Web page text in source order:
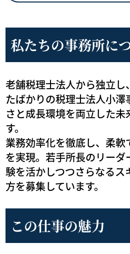
私たちの事務所に
老舗税理士法人から独立し
たばかりの税理士法人小
さと成長環境を両立した
す。
業務効率化を徹底し、柔軟
を実現。若手所長のリー
験を活かしつつさらなるス
方を募集しています。
この仕事の魅力